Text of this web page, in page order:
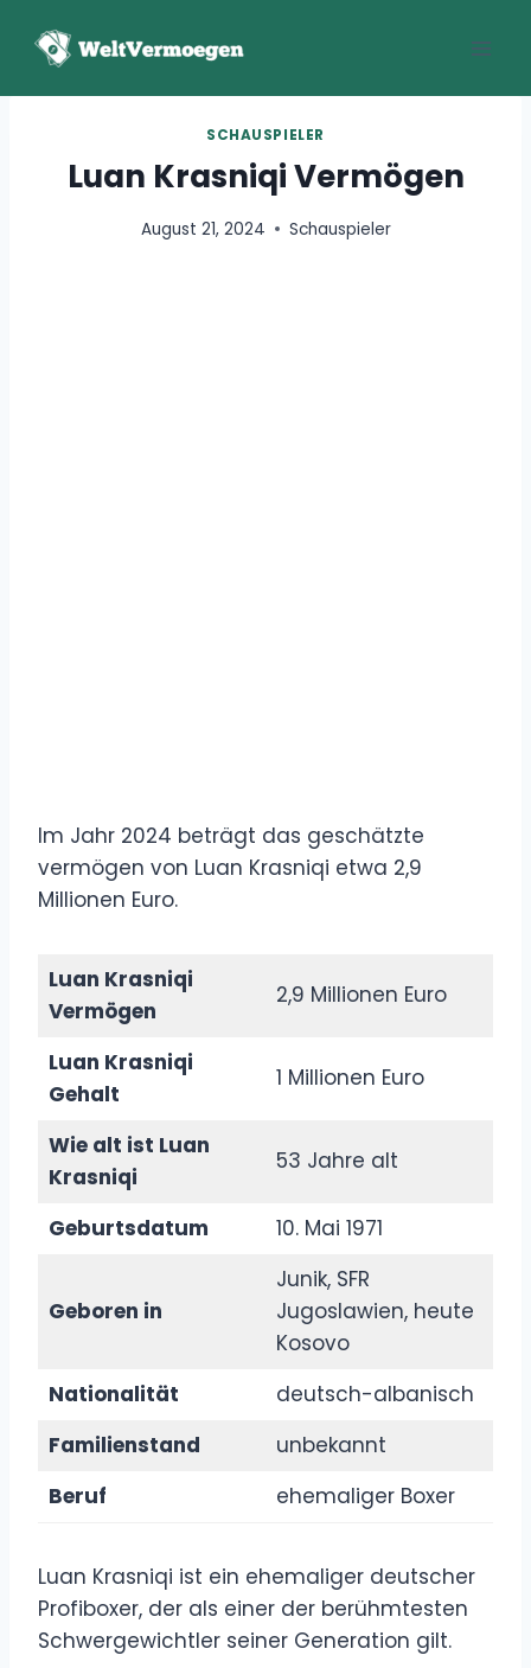
Inhalt
SCHAUSPIELER
Luan Krasniqi Vermögen
August 21, 2024 Schauspieler
Im Jahr 2024 beträgt das geschätzte
vermögen von Luan Krasniqi etwa 2,9
Millionen Euro.
Luan Krasniqi
Vermögen
2,9 Millionen Euro
Luan Krasniqi
Gehalt
1 Millionen Euro
Wie alt ist Luan
Krasniqi
53 Jahre alt
Geburtsdatum 10. Mai 1971
Geboren in
Junik, SFR
Jugoslawien, heute
Kosovo
Nationalität
deutsch-albanisch
Familienstand
unbekannt
Beruf
ehemaliger Boxer
Luan Krasniqi ist ein ehemaliger deutscher
Profiboxer, der als einer der berühmtesten
Schwergewichtler seiner Generation gilt.